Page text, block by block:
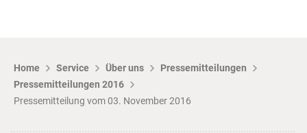
Home Service Über uns
Pressemitteilungen
Pressemitteilungen 2016
Pressemitteilung vom 03. November 2016